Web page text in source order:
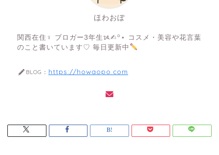
ほわおぽ
関西在住♀ ブロガー3年生ᝰ✍︎꙳⋆ コスメ・美容や花言葉
のこと書いています♡ 毎日更新中
BLOG： https://howaopo.com